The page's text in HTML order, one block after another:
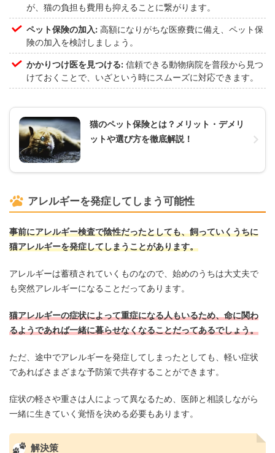
が、猫の負担も費用も抑えることに繋がります。
ペット保険の加入: 高額になりがちな医療費に備え、ペット保
険の加入を検討しましょう。
かかりつけ医を見つける: 信頼できる動物病院を普段から見つ
けておくことで、いざという時にスムーズに対応できます。
猫のペット保険とは？メリット・デメリ
ットや選び方を徹底解説！
アレルギーを発症してしまう可能性
事前にアレルギー検査で陰性だったとしても、飼っていくうちに
猫アレルギーを発症してしまうことがあります。
アレルギーは蓄積されていくものなので、始めのうちは大丈夫で
も突然アレルギーになることだってあります。
猫アレルギーの症状によって重症になる人もいるため、命に関わ
るようであれば一緒に暮らせなくなることだってあるでしょう。
ただ、途中でアレルギーを発症してしまったとしても、軽い症状
であればさまざまな予防策で共存することができます。
症状の軽さや重さは人によって異なるため、医師と相談しながら
一緒に生きていく覚悟を決める必要もあります。
解決策